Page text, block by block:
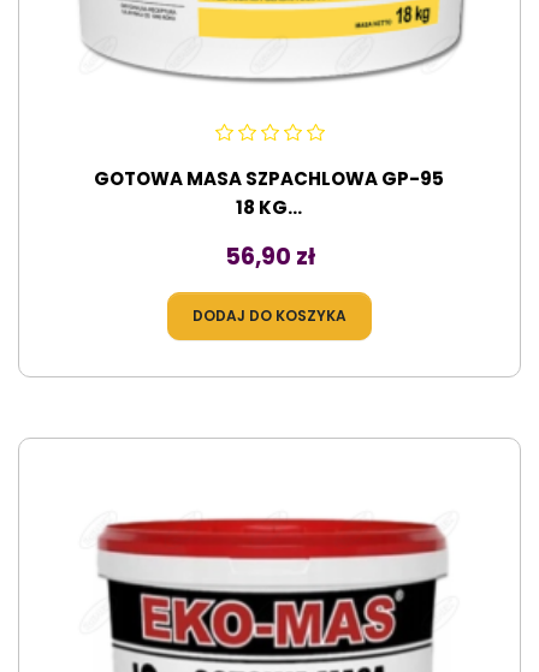
GOTOWA MASA SZPACHLOWA GP-95
18 KG...
Cena
56,90 zł
DODAJ DO KOSZYKA